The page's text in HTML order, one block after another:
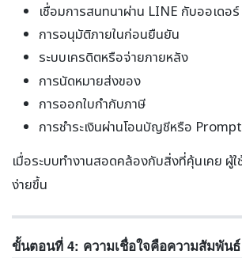
เชื่อมการสนทนาผ่าน LINE กับออเดอร์
การอนุมัติภายในก่อนยืนยัน
ระบบเครดิตหรือจ่ายภายหลัง
การนัดหมายส่งของ
การออกใบกำกับภาษี
การชำระเงินผ่านโอนบัญชีหรือ
เมื่อระบบทำงานสอดคล้องกับสิ่งที่คุ้นเคย ผู้
ง่ายขึ้น
ขั้นตอนที่ 4: ความเชื่อใจคือความสัมพัน